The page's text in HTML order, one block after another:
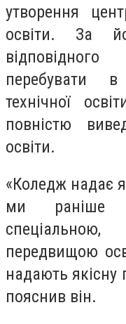
утворення
освіти. За
перебувати
технічної
повністю
освіти.
«Коледж надає
ми раніше
передвищою
надають якісну
пояснив він.